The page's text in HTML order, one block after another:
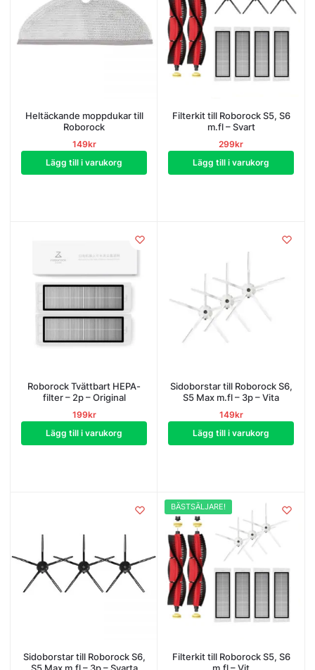
Heltäckande moppdukar till
Roborock
149kr
Lägg till i varukorg
Filterkit till Roborock S5, S6
m.fl – Svart
299kr
Lägg till i varukorg
Roborock Tvättbart HEPA-
filter – 2p – Original
199kr
Lägg till i varukorg
Sidoborstar till Roborock S6,
S5 Max m.fl – 3p – Vita
149kr
Lägg till i varukorg
Sidoborstar till Roborock S6,
BÄSTSÄLJARE!
Filterkit till Roborock S5, S6